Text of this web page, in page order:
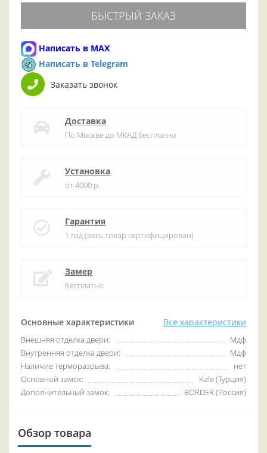
Основные характеристики Все характеристики
Внешняя отделка двери:
Мдф
Внутренняя отделка двери:
Мдф
Наличие терморазрыва:
нет
Основной замок:
Kale (Турция)
Дополнительный замок:
BORDER (Россия)
БЫСТРЫЙ ЗАКАЗ
Написать в MAX
Написать в Telegram
Заказать звонок
Доставка
По Москве до МКАД бесплатно
Установка
от 4000 р.
Гарантия
1 год (весь товар сертифицирован)
Замер
Бесплатно
Обзор товара